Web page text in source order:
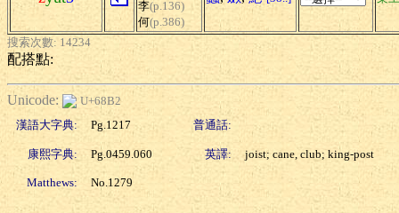
李(p.136)
何(p.386)
搜索次數: 14234
配搭點:
Unicode:
U+68B2
漢語大字典:
Pg.1217 普通話:
康熙字典: Pg.0459.060 英譯: joist; cane, club; king-post
Matthews: No.1279